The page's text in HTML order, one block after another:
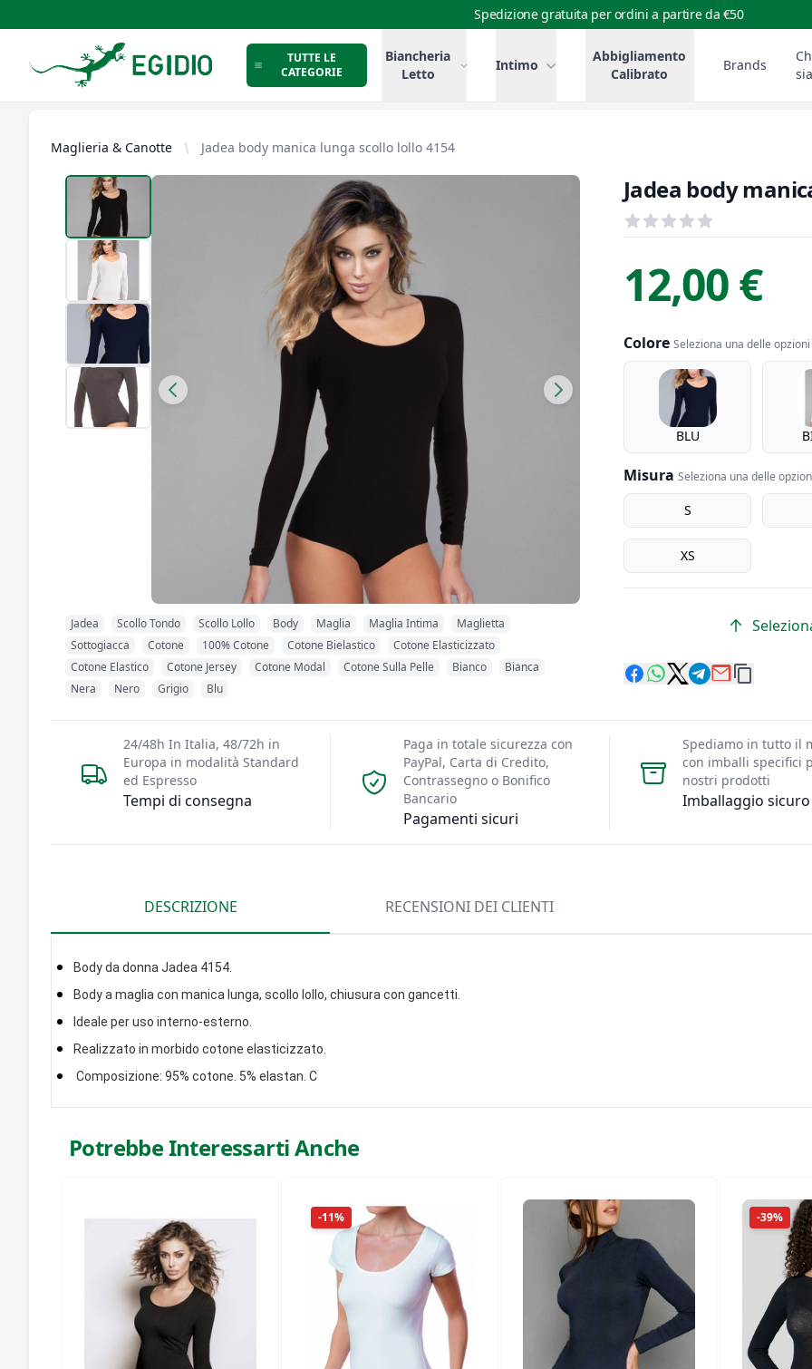
Spedizione gratuita per ordini a partire da €50
Intimo Egidio
TUTTE LE
CATEGORIE
Biancheria
Letto
Intimo
Abbigliamento
Calibrato
Brands
Maglieria & Canotte Jadea body manica lunga scollo lollo 4154
Jadea Scollo Tondo Scollo Lollo Body Maglia Maglia Intima
Maglietta
Sottogiacca
Cotone 100% Cotone Cotone Bielastico
Cotone Elasticizzato
Cotone Elastico
Cotone Jersey Cotone Modal Cotone Sulla Pelle Bianco
Bianca
Nera
Nero Grigio Blu
Jadea body
Recensioni
out of 5 stars
12,00 €
Colore Seleziona una delle
Colore
BLU
Misura Seleziona una delle
Misura S
XS
Tempi di consegna
24/48h In Italia, 48/72h in
Europa in modalità Standard
ed Espresso
Pagamenti sicuri
Paga in totale sicurezza con
PayPal, Carta di Credito,
Contrassegno o Bonifico
Bancario
Imballaggio sicuro
Spediamo in tutto il
con imballi specifici
nostri prodotti
DESCRIZIONE RECENSIONI DEI CLIENTI
Body da donna Jadea 4154.
Body a maglia con manica lunga, scollo lollo, chiusura con gancetti.
Ideale per uso interno-esterno.
Realizzato in morbido cotone elasticizzato.
Composizione: 95% cotone. 5% elastan. C
Potrebbe Interessarti Anche
-11% -39%